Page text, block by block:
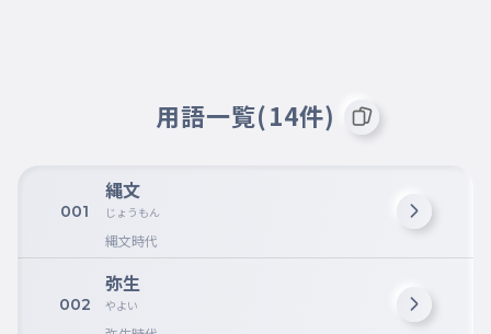
用語一覧(14件)
001
縄文
じょうもん
縄文時代
002
弥生
やよい